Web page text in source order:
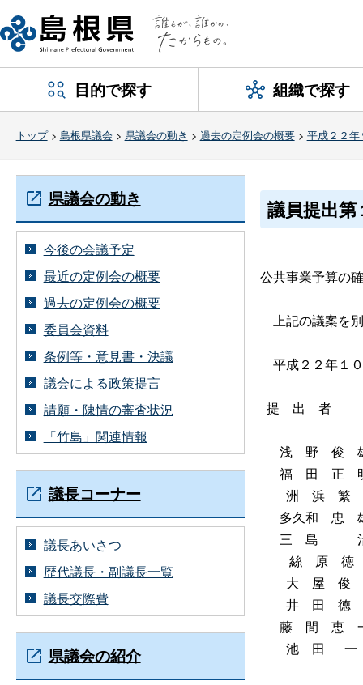
目的で探す 組織で探す
トップ> 島根県議会 > 県議会の動き > 過去の定例会の概要> 平成２２
議員提出
公共事業予算の
上記の議案を
平成２２年１
提 出 者
浅 野 俊
福 田 正
洲 浜
多久和
三 島
絲 原 徳
大 屋 俊
井 田 徳
藤 間 恵
池
県議会の動き
今後の会議予定
最近の定例会の概要
過去の定例会の概要
委員会資料
条例等・意見書・決議
議会による政策提言
請願・陳情の審査状況
「竹島」関連情報
議長コーナー
議長あいさつ
歴代議長・副議長一覧
議長交際費
県議会の紹介